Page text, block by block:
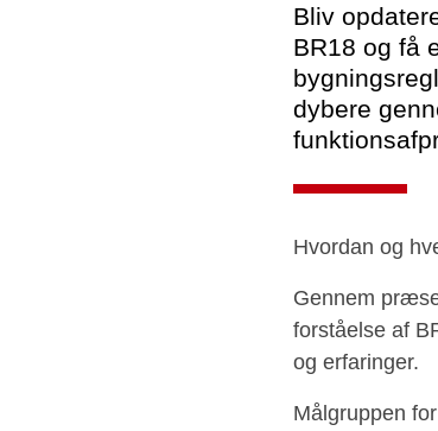
Bliv
BR18 og få
dybere
Hvordan og
Gennem
forståelse af
og erfaringer.
Målgruppen